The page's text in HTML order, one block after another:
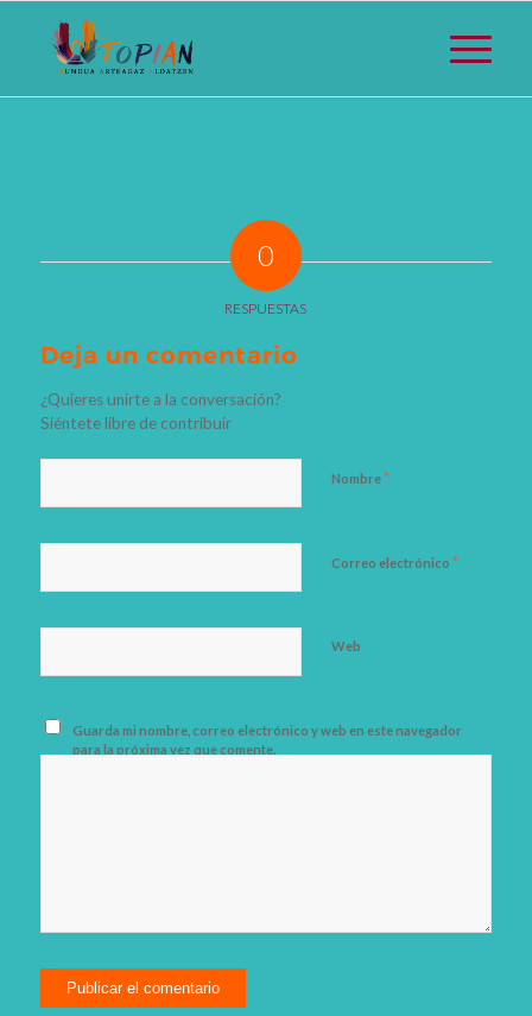
0
RESPUESTAS
Deja un comentario
¿Quieres unirte a la conversación?
Siéntete libre de contribuir
Nombre*
Correo electrónico *
Web
Guarda mi nombre, correo electrónico y web en este navegador
para la próxima vez que comente.